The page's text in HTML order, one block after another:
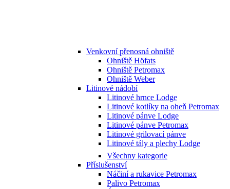
Venkovní přenosná ohniště
Ohniště Höfats
Ohniště Petromax
Ohniště Weber
Litinové nádobí
Litinové hrnce Lodge
Litinové kotlíky na oheň Petromax
Litinové pánve Lodge
Litinové pánve Petromax
Litinové grilovací pánve
Litinové tály a plechy Lodge
Všechny kategorie
Příslušenství
Náčiní a rukavice Petromax
Palivo Petromax